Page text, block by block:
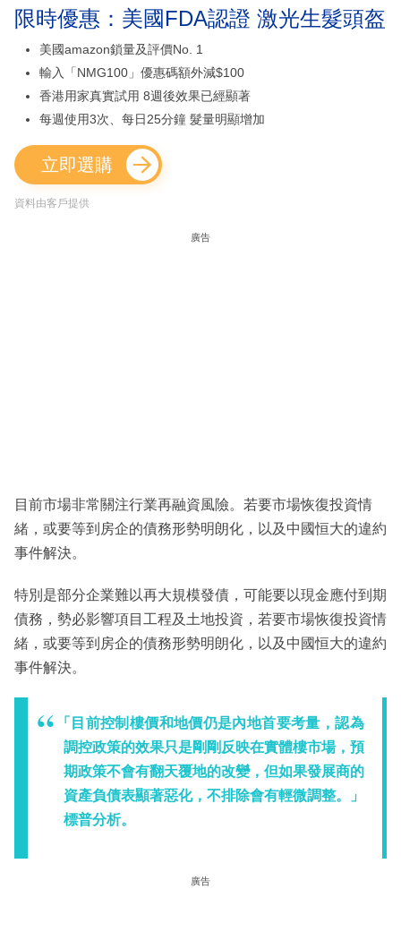
限時優惠：美國FDA認證 激光生髮頭盔
美國amazon鎖量及評價No. 1
輸入「NMG100」優惠碼額外減$100
香港用家真實試用 8週後效果已經顯著
每週使用3次、每日25分鐘 髮量明顯增加
立即選購
資料由客戶提供
廣告
目前市場非常關注行業再融資風險。若要市場恢復投資情
緒，或要等到房企的債務形勢明朗化，以及中國恒大的違約
事件解決。
特別是部分企業難以再大規模發債，可能要以現金應付到期
債務，勢必影響項目工程及土地投資，若要市場恢復投資情
緒，或要等到房企的債務形勢明朗化，以及中國恒大的違約
事件解決。
「目前控制樓價和地價仍是內地首要考量，認為
調控政策的效果只是剛剛反映在實體樓市場，預
期政策不會有翻天覆地的改變，但如果發展商的
資產負債表顯著惡化，不排除會有輕微調整。」
標普分析。
廣告